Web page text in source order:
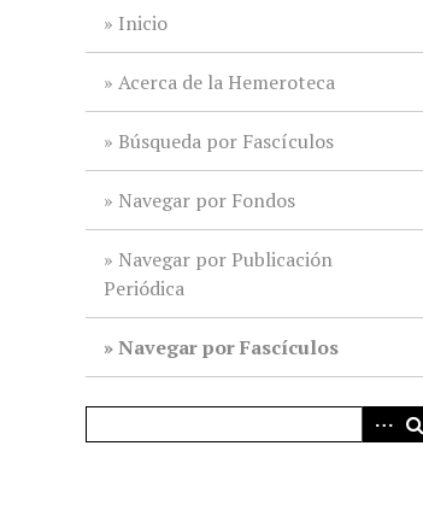
Inicio
Acerca de la Hemeroteca
Búsqueda por Fascículos
Navegar por Fondos
Navegar por Publicación
Periódica
Navegar por Fascículos